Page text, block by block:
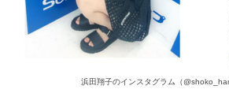
浜田翔子のインスタグラム（